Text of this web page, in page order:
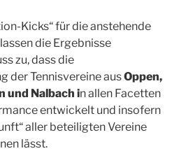
Kicks“ für die anstehende
die Ergebnisse
zu, dass die
der Tennisvereine ausOppen,
und Nalbach in allen Facetten
entwickelt und insofern
aller beteiligten Vereine
lässt.